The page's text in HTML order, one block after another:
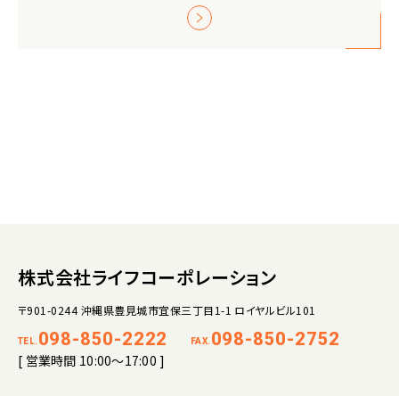
株式会社ライフコーポレーション
〒901-0244 沖縄県豊見城市宜保三丁目1-1 ロイヤルビル101
TEL. 098-850-2222 FAX. 098-850-2752
[ 営業時間 10:00～17:00 ]